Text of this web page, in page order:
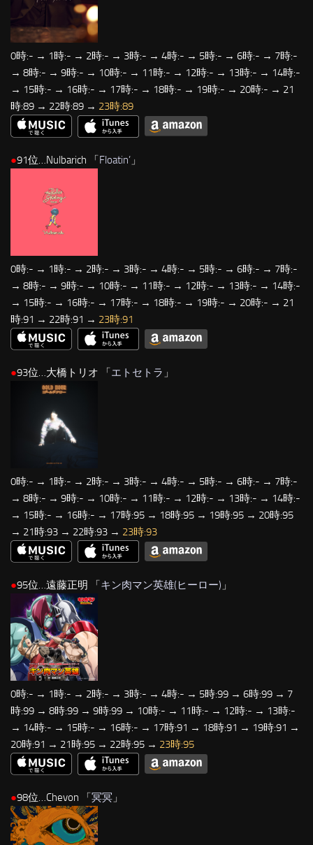
0時:- → 1時:- → 2時:- → 3時:- → 4時:- → 5時:- → 6時:- → 7時:-
→ 8時:- → 9時:- → 10時:- → 11時:- → 12時:- → 13時:- → 14時:-
→ 15時:- → 16時:- → 17時:- → 18時:- → 19時:- → 20時:- → 21
時:89 → 22時:89 → 23時:89
●91位…Nulbarich 「Floatin’ 」
0時:- → 1時:- → 2時:- → 3時:- → 4時:- → 5時:- → 6時:- → 7時:-
→ 8時:- → 9時:- → 10時:- → 11時:- → 12時:- → 13時:- → 14時:-
→ 15時:- → 16時:- → 17時:- → 18時:- → 19時:- → 20時:- → 21
時:91 → 22時:91 → 23時:91
●93位…大橋トリオ 「エトセトラ 」
0時:- → 1時:- → 2時:- → 3時:- → 4時:- → 5時:- → 6時:- → 7時:-
→ 8時:- → 9時:- → 10時:- → 11時:- → 12時:- → 13時:- → 14時:-
→ 15時:- → 16時:- → 17時:95 → 18時:95 → 19時:95 → 20時:95
→ 21時:93 → 22時:93 → 23時:93
●95位…遠藤正明 「キン肉マン英雄(ヒーロー) 」
0時:- → 1時:- → 2時:- → 3時:- → 4時:- → 5時:99 → 6時:99 → 7
時:99 → 8時:99 → 9時:99 → 10時:- → 11時:- → 12時:- → 13時:-
→ 14時:- → 15時:- → 16時:- → 17時:91 → 18時:91 → 19時:91 →
20時:91 → 21時:95 → 22時:95 → 23時:95
●98位…Chevon 「冥冥 」